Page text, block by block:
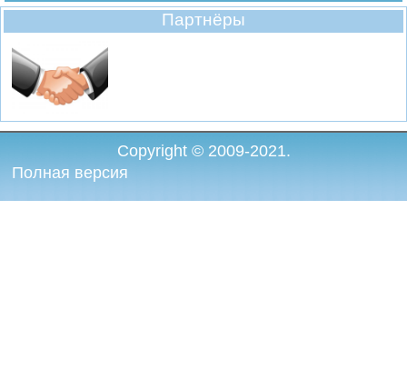
Партнёры
Copyright © 2009-2021.
Полная версия